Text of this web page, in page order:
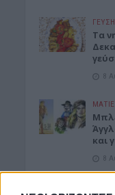
Τα
8
και
8